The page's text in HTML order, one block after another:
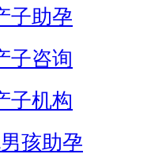
子助孕
子咨询
子机构
孩助孕